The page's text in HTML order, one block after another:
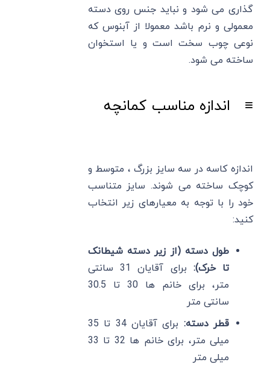
گذاری می شود و نباید جنس روی دسته
معمولی و نرم باشد معمولا از آبنوس که
نوعی چوب سخت است و یا استخوان
ساخته می شود.
≡ اندازه مناسب کمانچه
اندازه کاسه در سه سایز بزرگ ، متوسط و
کوچک ساخته می شوند. سایز متناسب
خود را با توجه به معیارهای زیر انتخاب
کنید:
طول دسته (از زیر دسته شیطانک
تا خرک):
برای آقایان 31 سانتی
متر، برای خانم ها 30 تا 30.5
سانتی متر
قطر دسته:
برای آقایان 34 تا 35
میلی متر، برای خانم ها 32 تا 33
میلی متر